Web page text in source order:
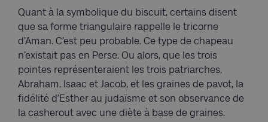
Quant à la symbolique du biscuit, certains disent
que sa forme triangulaire rappelle le tricorne
d’Aman. C’est peu probable. Ce type de chapeau
n’existait pas en Perse. Ou alors, que les trois
pointes représenteraient les trois patriarches,
Abraham, Isaac et Jacob, et les graines de pavot, la
fidélité d’Esther au judaïsme et son observance de
la casherout avec une diète à base de graines.